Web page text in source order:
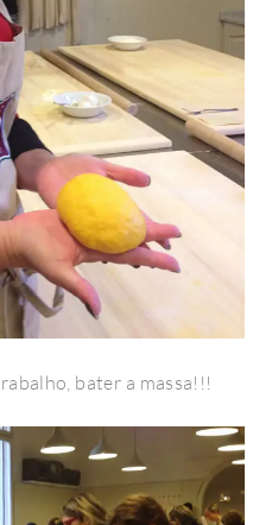
bater a massa!!!